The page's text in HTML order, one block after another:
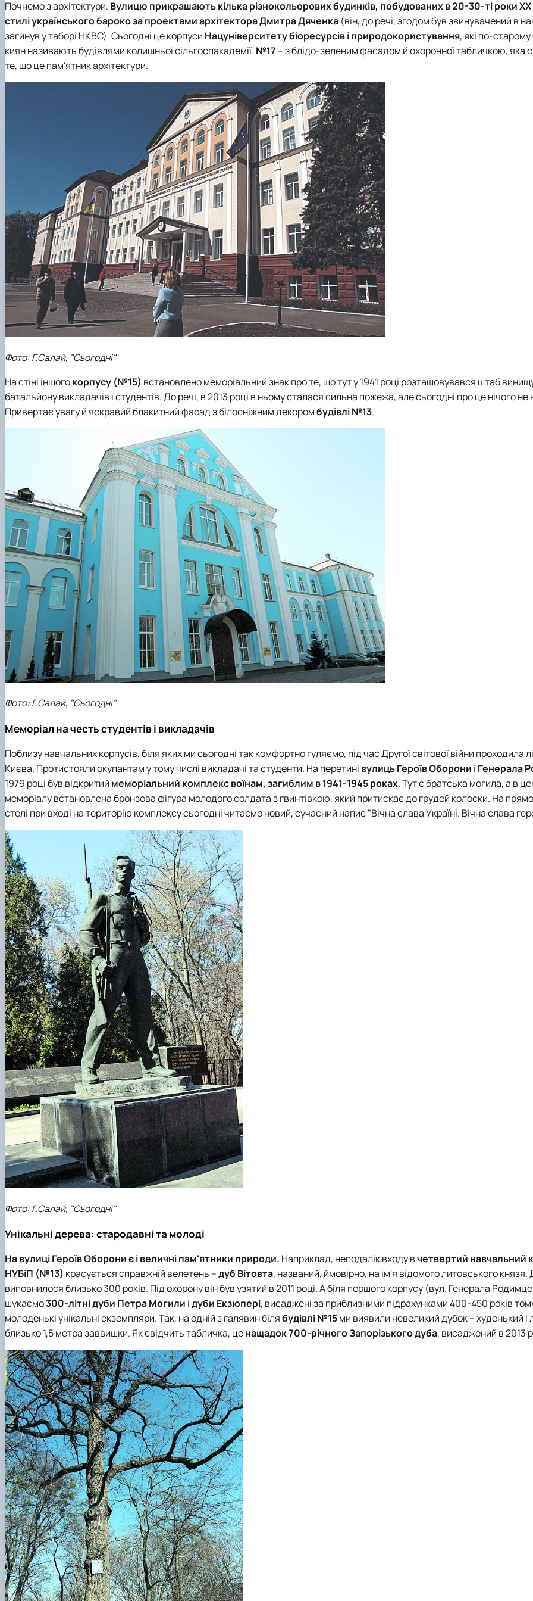
Почнемо з архітектури. Вулицю прикрашають кілька різнокольорових будинків, побудованих в 20-30-ті роки ХХ
стилі українського бароко за проектами архітектора Дмитра Дяченка (він, до речі, згодом був звинувачений в
загинув у таборі НКВС). Сьогодні це корпуси Нацуніверситету біоресурсів і природокористування, які по-старому
киян називають будівлями колишньої сільгоспакадемії. №17 – з блідо-зеленим фасадом й охоронної табличкою, яка
те, що це пам'ятник архітектури.
Фото: Г.Салай, "Сьогодні"
На стіні іншогокорпусу (№15) встановлено меморіальний знак про те, що тут у 1941 році розташовувався штаб
батальйону викладачів і студентів. До речі, в 2013 році в ньому сталася сильна пожежа, але сьогодні про це нічого не
Привертає увагу й яскравий блакитний фасад з білосніжним декоромбудівлі №13.
Фото: Г.Салай, "Сьогодні"
Меморіал на честь студентів і викладачів
Поблизу навчальних корпусів, біля яких ми сьогодні так комфортно гуляємо, під час Другої світової війни проходила
Києва. Протистояли окупантам у тому числі викладачі та студенти. На перетині вулиць Героїв Оборони і Генерала
1979 році був відкритий меморіальний комплекс воїнам, загиблим в 1941-1945 роках. Тут є братська могила, а в
меморіалу встановлена ​​бронзова фігура молодого солдата з гвинтівкою, який притискає до грудей колоски. На
стелі при вході на територію комплексу сьогодні читаємо новий, сучасний напис "Вічна слава Україні. Вічна слава
Фото: Г.Салай, "Сьогодні"
Унікальні дерева: стародавні та молоді
На вулиці Героїв Оборони є і величні пам'ятники природи. Наприклад, неподалік входу вчетвертий навчальний
НУБіП (№13) красується справжній велетень –дуб Вітовта, названий, ймовірно, на ім'я відомого литовського
виповнилося близько 300 років. Під охорону він був узятий в 2011 році. А біля першого корпусу (вул. Генерала
шукаємо300-літні дуби Петра Могили ідуби Екзюпері, висаджені за приблизними підрахунками 400-450 років
молоденькі унікальні екземпляри. Так, на одній з галявин білябудівлі №15ми виявили невеликий дубок – худенький і
близько 1,5 метра заввишки. Як свідчить табличка, ценащадок 700-річного Запорізького дуба, висаджений в 2013